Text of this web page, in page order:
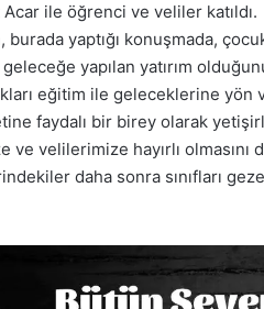
ile öğrenci ve veliler katıldı.
burada yaptığı konuşmada,
geleceğe yapılan yatırım
eğitim ile geleceklerine
faydalı bir birey olarak
ve velilerimize hayırlı olmasını
daha sonra sınıfları